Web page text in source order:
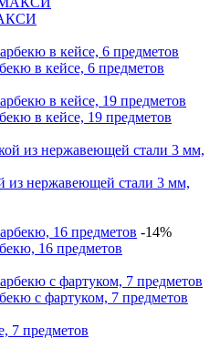
в кейсе, 6 предметов
в кейсе, 19 предметов
из нержавеющей стали 3 мм,
-14%
16 предметов
c фартуком, 7 предметов